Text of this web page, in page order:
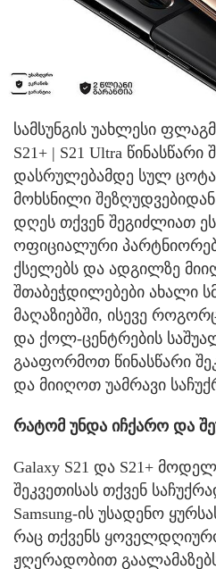
სამსუნგის უახლესი
S21+ | S21 Ultra წინასწარი
დასრულებამდე სულ
მოხსნილი
დღეს თქვენ შეგიძლიათ
ოფიციალური
ქსელებს და ადგილზე
შთაბეჭდილებები ახალი
მაღაზიებში, ისევე
და ქოლ-ცენტრების
გააფორმოთ წინასწარი
და მიიღოთ უამრავი
რატომ უნდა იჩქარო და
Galaxy S21 და S21+
შეკვეთისას თქვენ
Samsung-ის უსადენო
რაც თქვენს
ჟღერადობით